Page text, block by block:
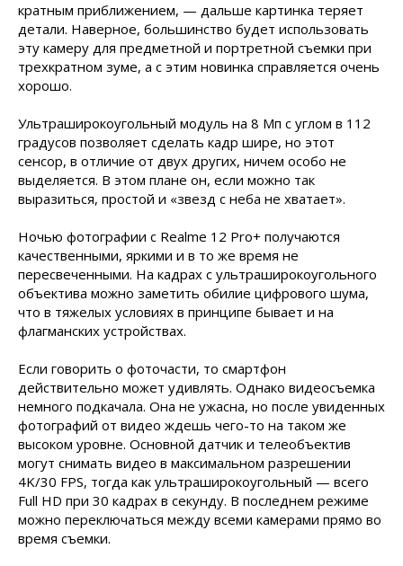
кратным приближением, — дальше картинка теряет
детали. Наверное, большинство будет использовать
эту камеру для предметной и портретной съемки при
трехкратном зуме, а с этим новинка справляется очень
хорошо.
Ультраширокоугольный модуль на 8 Мп с углом в 112
градусов позволяет сделать кадр шире, но этот
сенсор, в отличие от двух других, ничем особо не
выделяется. В этом плане он, если можно так
выразиться, простой и «звезд с неба не хватает».
Ночью фотографии с Realme 12 Pro+ получаются
качественными, яркими и в то же время не
пересвеченными. На кадрах с ультраширокоугольного
объектива можно заметить обилие цифрового шума,
что в тяжелых условиях в принципе бывает и на
флагманских устройствах.
Если говорить о фоточасти, то смартфон
действительно может удивлять. Однако видеосъемка
немного подкачала. Она не ужасна, но после увиденных
фотографий от видео ждешь чего-то на таком же
высоком уровне. Основной датчик и телеобъектив
могут снимать видео в максимальном разрешении
4K/30 FPS, тогда как ультраширокоугольный — всего
Full HD при 30 кадрах в секунду. В последнем режиме
можно переключаться между всеми камерами прямо во
время съемки.